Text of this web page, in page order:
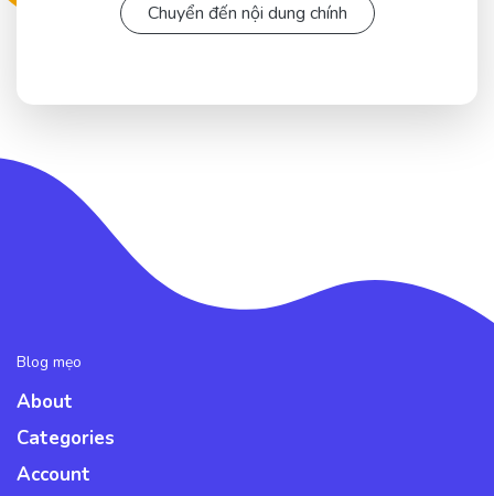
Chuyển đến nội dung chính
Blog mẹo
About
Categories
Account